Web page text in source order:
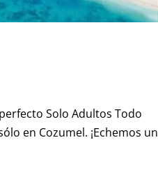
Solo Adultos Todo
en Cozumel. ¡Echemos un